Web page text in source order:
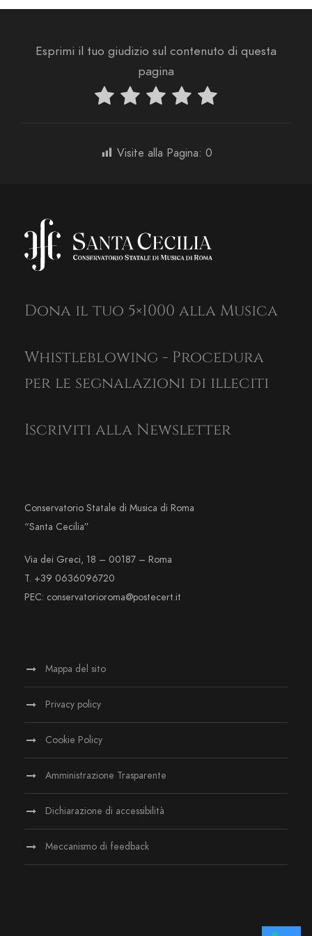
Esprimi il tuo giudizio sul contenuto di questa
pagina
Visite alla Pagina: 0
Dona il tuo 5×1000 alla Musica
Whistleblowing - Procedura
per le segnalazioni di illeciti
Iscriviti alla Newsletter
Conservatorio Statale di Musica di Roma
“Santa Cecilia”
Via dei Greci, 18 – 00187 – Roma
T. +39 0636096720
PEC: conservatorioroma@postecert.it
Mappa del sito
Privacy policy
Cookie Policy
Amministrazione Trasparente
Dichiarazione di accessibilità
Meccanismo di feedback